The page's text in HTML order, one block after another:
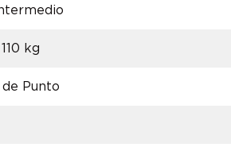
kg
de Punto